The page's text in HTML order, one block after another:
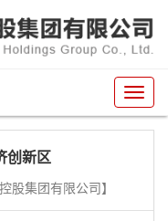
创新区
股集团有限公司】